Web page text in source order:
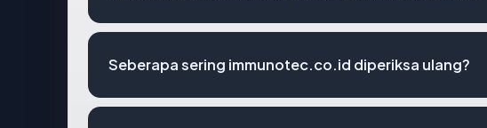
Seberapa sering immunotec.co.id diperiksa ulang?